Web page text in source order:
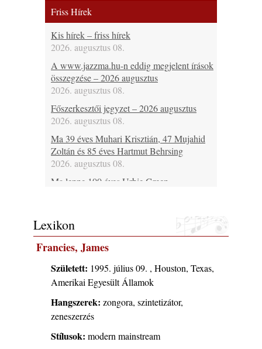
Friss Hírek
Kis hírek – friss hírek
2026. augusztus 08.
A www.jazzma.hu-n eddig megjelent írások
összegzése – 2026 augusztus
2026. augusztus 08.
Főszerkesztői jegyzet – 2026 augusztus
2026. augusztus 08.
Ma 39 éves Muhari Krisztián, 47 Mujahid
Zoltán és 85 éves Hartmut Behrsing
2026. augusztus 08.
Ma lenne 100 éves Urbie Green
2026. augusztus 08.
Ez lesz idén a Balaton legkedvesebb
eseménye: augusztus közepén érkezik a
Malomvölgy Fesztivál!
2026. augusztus 08.
2026-os jazzfesztiválok, amelyekről én is
tudok… 19. rész: XXXI. Szoboszlói
Dixieland Napok (Hajdúszoboszló – 2026.
augusztus 21-22-23.)
Lexikon
Francies, James
Született: 1995. július 09. , Houston, Texas,
Amerikai Egyesült Államok
Hangszerek: zongora, szintetizátor,
zeneszerzés
Stílusok: modern mainstream